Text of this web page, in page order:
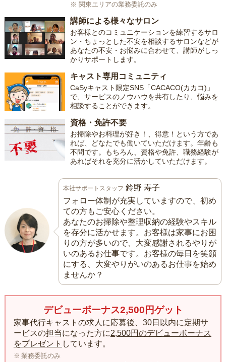
※ 関東エリアの業務委託のみ
講師による様々なサロン
お客様とのコミュニケーションを練習するサロ
ン・ちょっとした不安を相談するサロンなどが
あなたの不安・お悩みに合わせて、講師がしっ
かりサポートします。
キャスト専用コミュニティ
CaSyキャスト限定SNS「CACACO(カカコ)」
で、サービスのノウハウを共有したり、悩みを
相談することができます。
資格・免許不要
お掃除やお料理が好き！、得意！という方であ
れば、どなたでも働いていただけます。年齢も
不問です。もちろん、資格や免許、職務経験が
あればそれを充分に活かしていただけます。
本社サポートスタッフ 鈴野 寿子
フォロー体制が充実していますので、初め
ての方もご安心ください。
あなたのお掃除や整理収納の経験やスキル
を存分に活かせます。お客様は家事にお困
りの方が多いので、大変感謝されるやりが
いのあるお仕事です。お客様の毎日を笑顔
にする、大変やりがいのあるお仕事を始め
ませんか？
デビューボーナス2,500円ゲット
家事代行キャストの求人に応募後、30日以内に定期サ
ービスの担当になった方に2,500円のデビューボーナス
をプレゼント しています。
業務委託のみ